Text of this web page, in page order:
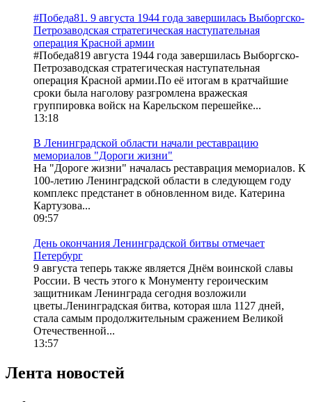
#Победа81. 9 августа 1944 года завершилась Выборгско-
Петрозаводская стратегическая наступательная
операция Красной армии
#Победа819 августа 1944 года завершилась Выборгско-
Петрозаводская стратегическая наступательная
операция Красной армии.По её итогам в кратчайшие
сроки была наголову разгромлена вражеская
группировка войск на Карельском перешейке...
13:18
В Ленинградской области начали реставрацию
мемориалов "Дороги жизни"
На "Дороге жизни" началась реставрация мемориалов. К
100-летию Ленинградской области в следующем году
комплекс предстанет в обновленном виде. Катерина
Картузова...
09:57
День окончания Ленинградской битвы отмечает
Петербург
9 августа теперь также является Днём воинской славы
России. В честь этого к Монументу героическим
защитникам Ленинграда сегодня возложили
цветы.Ленинградская битва, которая шла 1127 дней,
стала самым продолжительным сражением Великой
Отечественной...
13:57
Лента новостей